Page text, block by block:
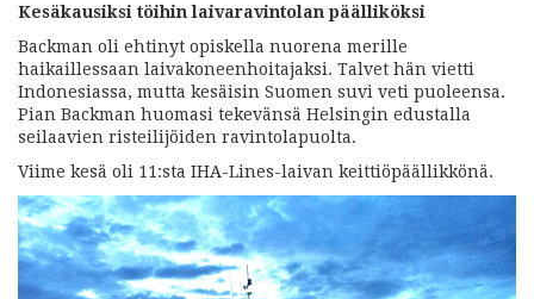
Kesäkausiksi töihin laivaravintolan päälliköksi
Backman oli ehtinyt opiskella nuorena merille
haikaillessaan laivakoneenhoitajaksi. Talvet hän vietti
Indonesiassa, mutta kesäisin Suomen suvi veti puoleensa.
Pian Backman huomasi tekevänsä Helsingin edustalla
seilaavien risteilijöiden ravintolapuolta.
Viime kesä oli 11:sta IHA-Lines-laivan keittiöpäällikkönä.